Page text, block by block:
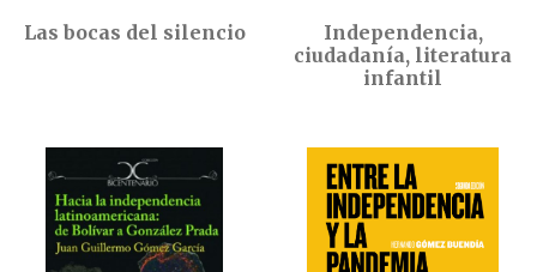
Las bocas del silencio
Independencia,
ciudadanía, literatura
infantil